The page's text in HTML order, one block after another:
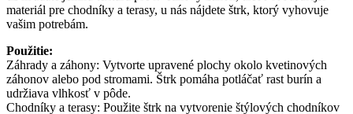
materiál pre chodníky a terasy, u nás nájdete štrk, ktorý vyhovuje
vašim potrebám.
Použitie:
Záhrady a záhony: Vytvorte upravené plochy okolo kvetinových
záhonov alebo pod stromami. Štrk pomáha potláčať rast burín a
udržiava vlhkosť v pôde.
Chodníky a terasy: Použite štrk na vytvorenie štýlových chodníkov